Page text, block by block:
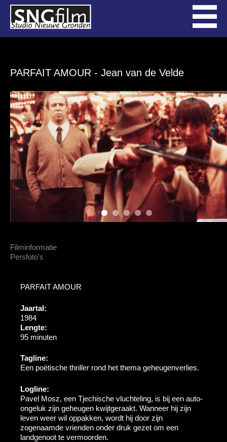
PARFAIT AMOUR - Jean van de Velde
Filminformatie
Persfoto's
PARFAIT AMOUR
Jaartal:
1984
Lengte:
95 minuten
Tagline:
Een poëtische thriller rond het thema geheugenverlies.
Logline:
Pavel Mosz, een Tjechische vluchteling, is bij een auto-
ongeluk zijn geheugen kwijtgeraakt. Wanneer hij zijn
leven weer wil oppakken, wordt hij door zijn
zogenaamde vrienden onder druk gezet om een
landgenoot te vermoorden.